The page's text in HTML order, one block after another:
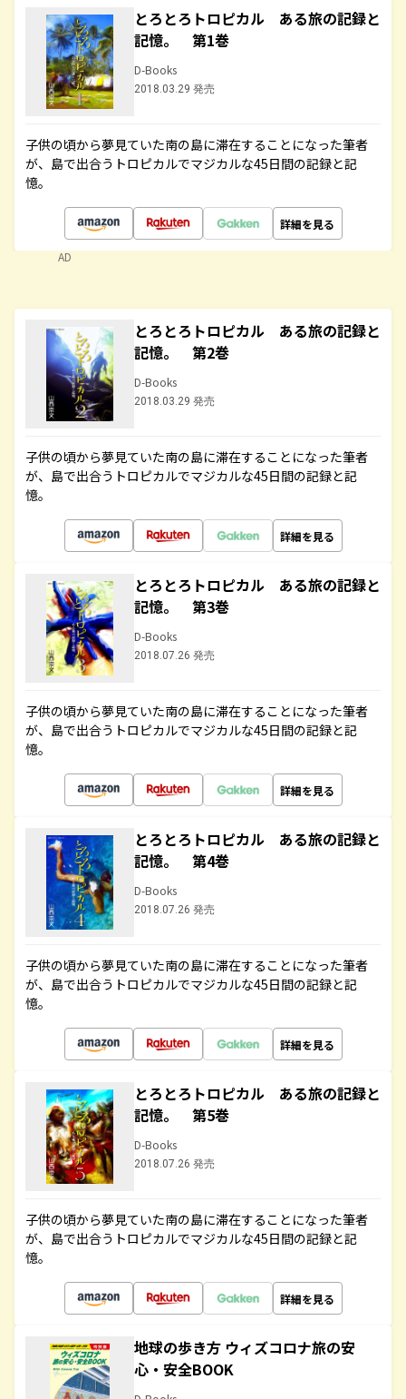
とろとろトロピカル ある旅の記録と
記憶。 第1巻
D-Books
2018.03.29 発売
子供の頃から夢見ていた南の島に滞在することになった筆者
が、島で出合うトロピカルでマジカルな45日間の記録と記
憶。
詳細を見る
AD
とろとろトロピカル ある旅の記録と
記憶。 第2巻
D-Books
2018.03.29 発売
子供の頃から夢見ていた南の島に滞在することになった筆者
が、島で出合うトロピカルでマジカルな45日間の記録と記
憶。
詳細を見る
とろとろトロピカル ある旅の記録と
記憶。 第3巻
D-Books
2018.07.26 発売
子供の頃から夢見ていた南の島に滞在することになった筆者
が、島で出合うトロピカルでマジカルな45日間の記録と記
憶。
詳細を見る
とろとろトロピカル ある旅の記録と
記憶。 第4巻
D-Books
2018.07.26 発売
子供の頃から夢見ていた南の島に滞在することになった筆者
が、島で出合うトロピカルでマジカルな45日間の記録と記
憶。
詳細を見る
とろとろトロピカル ある旅の記録と
記憶。 第5巻
D-Books
2018.07.26 発売
子供の頃から夢見ていた南の島に滞在することになった筆者
が、島で出合うトロピカルでマジカルな45日間の記録と記
憶。
詳細を見る
地球の歩き方 ウィズコロナ旅の安
心・安全BOOK